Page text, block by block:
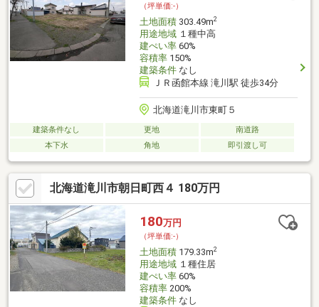
（坪単価:-）
土地面積303.49m2
用途地域１種中高
建ぺい率60%
容積率150%
建築条件なし
ＪＲ函館本線 滝川駅 徒歩34分
北海道滝川市東町５
建築条件なし 更地
南道路
本下水
角地 即引渡し可
北海道滝川市朝日町西４ 180万円
180万円
（坪単価:-）
土地面積179.33m2
用途地域１種住居
建ぺい率60%
容積率200%
建築条件なし